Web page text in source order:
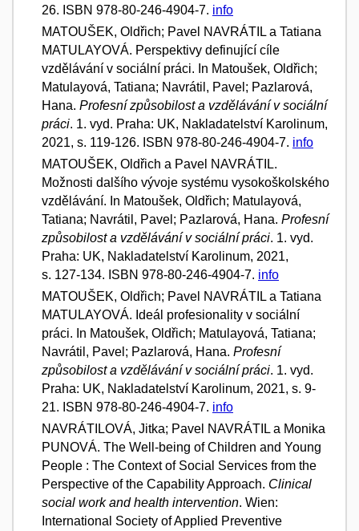
26. ISBN 978-80-246-4904-7. info
MATOUŠEK, Oldřich; Pavel NAVRÁTIL a Tatiana
MATULAYOVÁ. Perspektivy definující cíle
vzdělávání v sociální práci. In Matoušek, Oldřich;
Matulayová, Tatiana; Navrátil, Pavel; Pazlarová,
Hana. Profesní způsobilost a vzdělávání v sociální
práci. 1. vyd. Praha: UK, Nakladatelství Karolinum,
2021, s. 119-126. ISBN 978-80-246-4904-7. info
MATOUŠEK, Oldřich a Pavel NAVRÁTIL.
Možnosti dalšího vývoje systému vysokoškolského
vzdělávání. In Matoušek, Oldřich; Matulayová,
Tatiana; Navrátil, Pavel; Pazlarová, Hana. Profesní
způsobilost a vzdělávání v sociální práci. 1. vyd.
Praha: UK, Nakladatelství Karolinum, 2021,
s. 127-134. ISBN 978-80-246-4904-7. info
MATOUŠEK, Oldřich; Pavel NAVRÁTIL a Tatiana
MATULAYOVÁ. Ideál profesionality v sociální
práci. In Matoušek, Oldřich; Matulayová, Tatiana;
Navrátil, Pavel; Pazlarová, Hana. Profesní
způsobilost a vzdělávání v sociální práci. 1. vyd.
Praha: UK, Nakladatelství Karolinum, 2021, s. 9-
21. ISBN 978-80-246-4904-7. info
NAVRÁTILOVÁ, Jitka; Pavel NAVRÁTIL a Monika
PUNOVÁ. The Well-being of Children and Young
People : The Context of Social Services from the
Perspective of the Capability Approach. Clinical
social work and health intervention. Wien:
International Society of Applied Preventive